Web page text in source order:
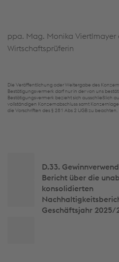
ppa. Mag. Monika Viertlmayer
Wirtschaftsprüferin
Die Veröffentlichung oder Weitergabe des
Bestätigungsvermerk darf nur in der von uns
Bestätigungsvermerk bezieht sich ausschließlich
vollständigen Konzernabschluss samt
die Vorschriften des § 281 Abs 2 UGB zu beachten.
D.33.
Bericht über die
konsolidierten
Geschäftsjahr 2025/